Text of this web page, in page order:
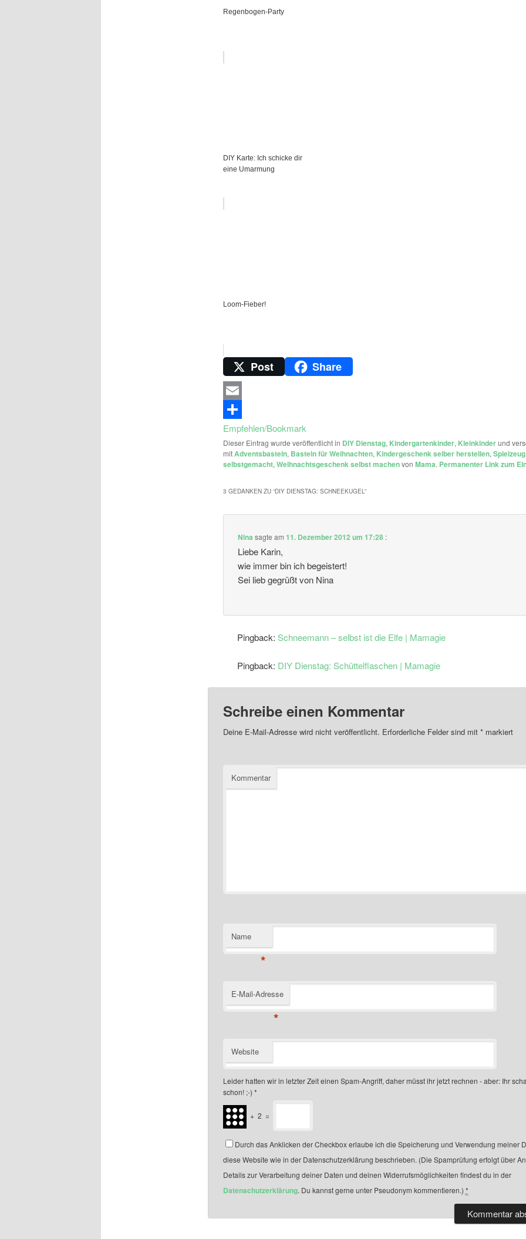
Regenbogen-Party
DIY Karte: Ich schicke dir
eine Umarmung
Loom-Fieber!
Post Share
Email
Empfehlen/Bookmark
Dieser Eintrag wurde veröffentlicht in DIY Dienstag, Kindergartenkinder, Kleinkinderund
mitAdventsbasteln, Basteln für Weihnachten, Kindergeschenk selber herstellen, Spielzeug
selbstgemacht, Weihnachtsgeschenk selbst machenvon Mama. Permanenter Link zum
3 GEDANKEN ZU “DIY DIENSTAG: SCHNEEKUGEL”
Nina sagte am11. Dezember 2012 um 17:28 :
Liebe Karin,
wie immer bin ich begeistert!
Sei lieb gegrüßt von Nina
Pingback:Schneemann – selbst ist die Elfe | Mamagie
Pingback: DIY Dienstag: Schüttelflaschen | Mamagie
Schreibe einen Kommentar
Deine E-Mail-Adresse wird nicht veröffentlicht. Erforderliche Felder sind mit *markiert
Kommentar
Name
*
E-Mail-Adresse
*
Website
Leider hatten wir in letzter Zeit einen Spam-Angriff, daher müsst ihr jetzt rechnen - aber: Ihr
schon! ;-) *
+ 2 =
Durch das Anklicken der Checkbox erlaube ich die Speicherung und Verwendung meiner
diese Website wie in der Datenschutzerklärung beschrieben. (Die Spamprüfung erfolgt über
Details zur Verarbeitung deiner Daten und deinen Widerrufsmöglichkeiten findest du in der
Datenschutzerklärung. Du kannst gerne unter Pseudonym kommentieren.) *